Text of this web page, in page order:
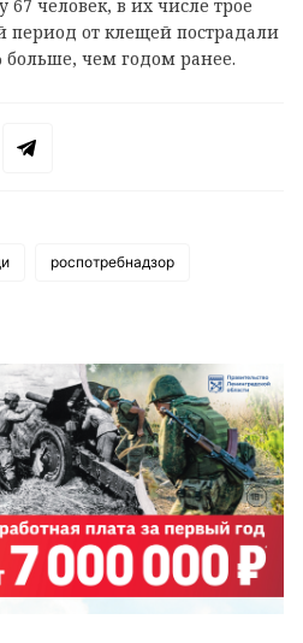
человек, в их числе трое
период от клещей пострадали
больше, чем годом ранее.
роспотребнадзор